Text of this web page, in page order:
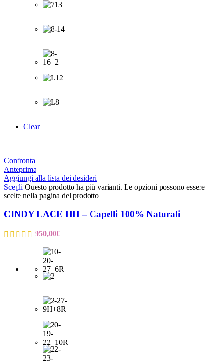
Clear
Confronta
Anteprima
Aggiungi alla lista dei desideri
Scegli Questo prodotto ha più varianti. Le opzioni possono essere
scelte nella pagina del prodotto
CINDY LACE HH – Capelli 100% Naturali
950,00€